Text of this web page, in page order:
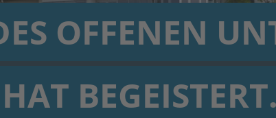
OFFENEN
BEGEISTERT.